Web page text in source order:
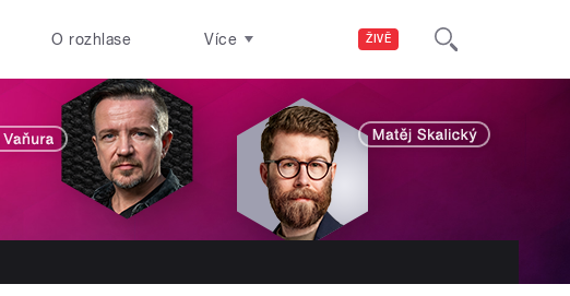
ŽIVĚ
O rozhlase Více